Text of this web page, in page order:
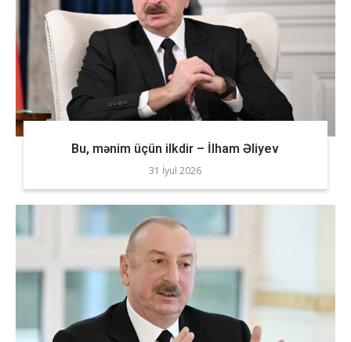
Bu, mənim üçün ilkdir – İlham Əliyev
31 İyul 2026